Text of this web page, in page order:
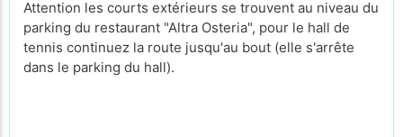
Attention les courts extérieurs se trouvent au niveau du
parking du restaurant "Altra Osteria", pour le hall de
tennis continuez la route jusqu'au bout (elle s'arrête
dans le parking du hall).